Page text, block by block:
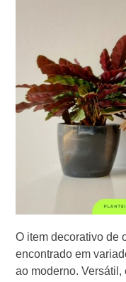
O item decorativo de
encontrado em
ao moderno.